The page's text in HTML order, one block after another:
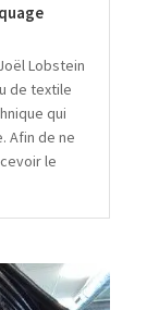
Lobstein
de textile
qui
Afin de ne
le